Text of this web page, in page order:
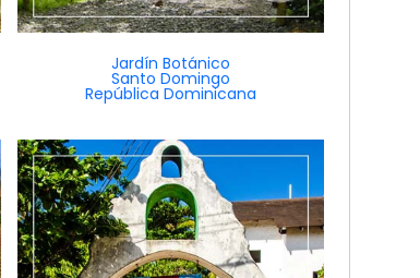
Jardín Botánico
Santo Domingo
República Dominicana